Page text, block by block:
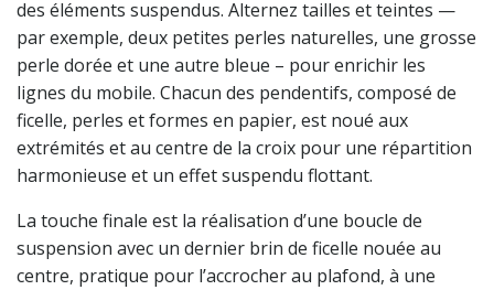
des éléments suspendus. Alternez tailles et teintes —
par exemple, deux petites perles naturelles, une grosse
perle dorée et une autre bleue – pour enrichir les
lignes du mobile. Chacun des pendentifs, composé de
ficelle, perles et formes en papier, est noué aux
extrémités et au centre de la croix pour une répartition
harmonieuse et un effet suspendu flottant.
La touche finale est la réalisation d’une boucle de
suspension avec un dernier brin de ficelle nouée au
centre, pratique pour l’accrocher au plafond, à une